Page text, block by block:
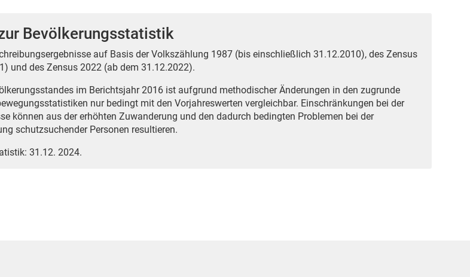
Bevölkerungsstatistik
auf Basis der Volkszählung 1987 (bis einschließlich 31.12.2010), des Zensus
und des Zensus 2022 (ab dem 31.12.2022).
im Berichtsjahr 2016 ist aufgrund methodischer Änderungen in den zugrunde
nur bedingt mit den Vorjahreswerten vergleichbar. Einschränkungen bei der
können aus der erhöhten Zuwanderung und den dadurch bedingten Problemen bei der
schutzsuchender Personen resultieren.
31.12. 2024.